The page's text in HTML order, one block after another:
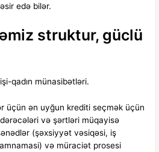
edə bilər.
struktur, güclü
qadın münasibətləri.
üçün ən uyğun krediti seçmək üçün
və şərtləri müqayisə
(şəxsiyyət vəsiqəsi, iş
və müraciət prosesi